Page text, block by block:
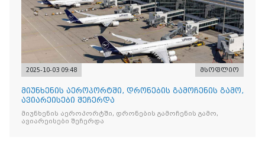
2025-10-03 09:48 მსოფლიო
მიუნხენის აეროპორტში, დრონების გამოჩენის გამო,
ავიარეისები შეჩერდა
მიუნხენის აეროპორტში, დრონების გამოჩენის გამო,
ავიარეისები შეჩერდა